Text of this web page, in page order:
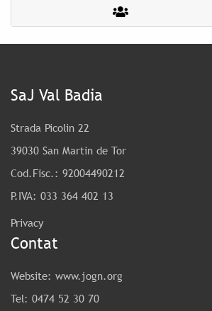
SaJ Val Badia
Strada Picolin 22
39030 San Martin de Tor
Cod.Fisc.: 92004490212
P.IVA: 033 364 402 13
Privacy
Contat
Website: www.jogn.org
Tel: 0474 52 30 70